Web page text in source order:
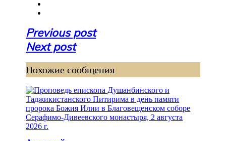
Навигация
по
записям
Previous post
Next post
Похожие сообщения